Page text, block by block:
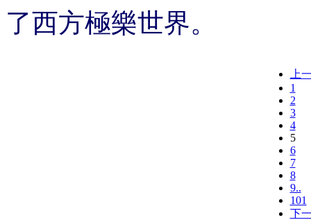
了西方極樂世界。
上
1
2
3
4
5
6
7
8
9..
101
下